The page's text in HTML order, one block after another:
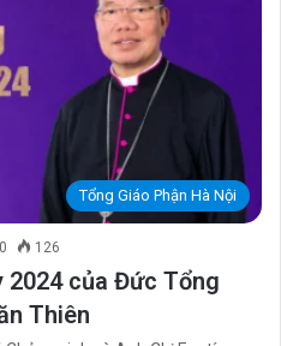
Tổng Giáo Phận Hà Nội
0 126
2024 của Đức Tổng
Thiên